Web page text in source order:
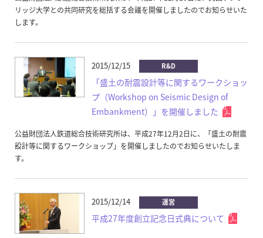
リッジ大学との共同研究を総括する会議を開催しましたのでお知らせいた
します。
2015/12/15 R&D
「盛土の耐震設計等に関するワークショッ
プ（Workshop on Seismic Design of
Embankment）」を開催しました
公益財団法人鉄道総合技術研究所は、平成27年12月2日に、「盛土の耐震
設計等に関するワークショップ」を開催しましたのでお知らせいたしま
す。
2015/12/14 運営
平成27年度創立記念日式典について